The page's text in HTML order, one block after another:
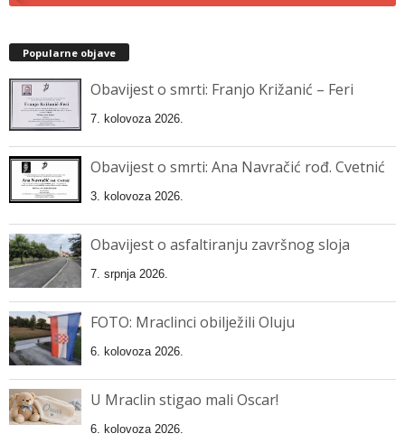
Popularne objave
Obavijest o smrti: Franjo Križanić – Feri
7. kolovoza 2026.
Obavijest o smrti: Ana Navračić rođ. Cvetnić
3. kolovoza 2026.
Obavijest o asfaltiranju završnog sloja
7. srpnja 2026.
FOTO: Mraclinci obilježili Oluju
6. kolovoza 2026.
U Mraclin stigao mali Oscar!
6. kolovoza 2026.